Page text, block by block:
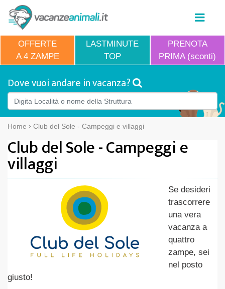
OFFERTE
A 4 ZAMPE
LASTMINUTE
TOP
PRENOTA
PRIMA (sconti)
Dove vuoi andare in vacanza?
Home Club del Sole - Campeggi e villaggi
Club del Sole - Campeggi e
villaggi
Se desideri
trascorrere
una vera
vacanza a
quattro
zampe, sei
nel posto
giusto!